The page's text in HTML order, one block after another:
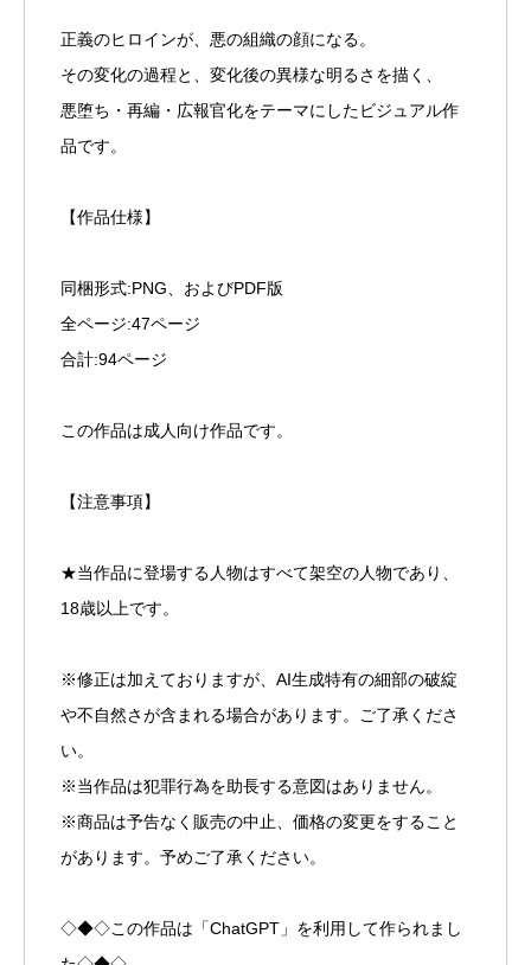
正義のヒロインが、悪の組織の顔になる。
その変化の過程と、変化後の異様な明るさを描く、
悪堕ち・再編・広報官化をテーマにしたビジュアル作
品です。
【作品仕様】
同梱形式:PNG、およびPDF版
全ページ:47ページ
合計:94ページ
この作品は成人向け作品です。
【注意事項】
★当作品に登場する人物はすべて架空の人物であり、
18歳以上です。
※修正は加えておりますが、AI生成特有の細部の破綻
や不自然さが含まれる場合があります。ご了承くださ
い。
※当作品は犯罪行為を助長する意図はありません。
※商品は予告なく販売の中止、価格の変更をすること
があります。予めご了承ください。
◇◆◇この作品は「ChatGPT」を利用して作られまし